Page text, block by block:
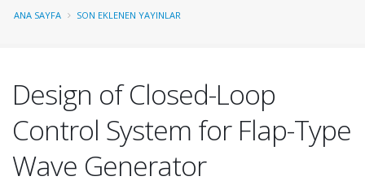
ANA SAYFA SON EKLENEN YAYINLAR
Design of Closed-Loop
Control System for Flap-Type
Wave Generator